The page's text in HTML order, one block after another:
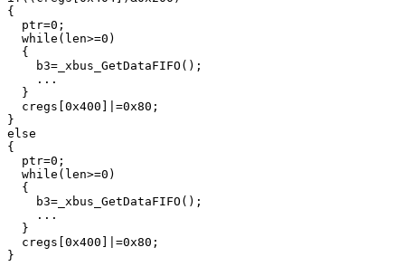
{
  ptr=0;
  while(len>=0)
  {
    b3=_xbus_GetDataFIFO();
    ...
  }
  cregs[0x400]|=0x80;
}
else
{
  ptr=0;
  while(len>=0)
  {
    b3=_xbus_GetDataFIFO();
    ...
  }
  cregs[0x400]|=0x80;
}